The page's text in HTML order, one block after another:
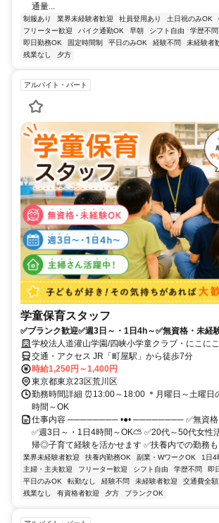
通量...
制服あり 業界未経験者歓迎 社員登用あり 土日祝のみOK
フリーター歓迎
バイク通勤OK 早朝 シフト自由 学歴不問
即日勤務OK
固定時間制 平日のみOK 経験不問 未経験者
残業なし
夕方
アルバイト・パート
学童保育スタッフ
✅ブランク歓迎✅週3日～・1日4h～✅無資格・未経
学校法人道灌山学園/四峡小学童クラブ・にこに
交通・アクセス JR「町屋駅」から徒歩7分
時給1,250円～1,400円
東京都東京23区荒川区
勤務時間詳細 ⏰13:00～18:00 ＊月曜日～土曜日
時間～OK
仕事内容 ──────── •●• ──────── ✅無資格
✅週3日～・1日4時間～OK⛅ ✅20代～50代女性
帰◎子育て経験を活かせます ✅扶養内での勤務
業界未経験者歓迎 扶養内勤務OK 副業・WワークOK
1日4
主婦・主夫歓迎
フリーター歓迎 シフト自由 学歴不問 即
平日のみOK
転勤なし 経験不問 未経験者歓迎 交通費全
残業なし
有資格者歓迎 夕方 ブランクOK